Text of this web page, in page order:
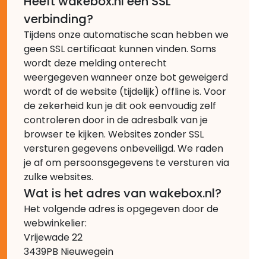
verbinding?
Tijdens onze automatische scan hebben we
geen SSL certificaat kunnen vinden. Soms
wordt deze melding onterecht
weergegeven wanneer onze bot geweigerd
wordt of de website (tijdelijk) offline is. Voor
de zekerheid kun je dit ook eenvoudig zelf
controleren door in de adresbalk van je
browser te kijken. Websites zonder SSL
versturen gegevens onbeveiligd. We raden
je af om persoonsgegevens te versturen via
zulke websites.
Wat is het adres van wakebox.nl?
Het volgende adres is opgegeven door de
webwinkelier:
Vrijewade 22
3439PB Nieuwegein